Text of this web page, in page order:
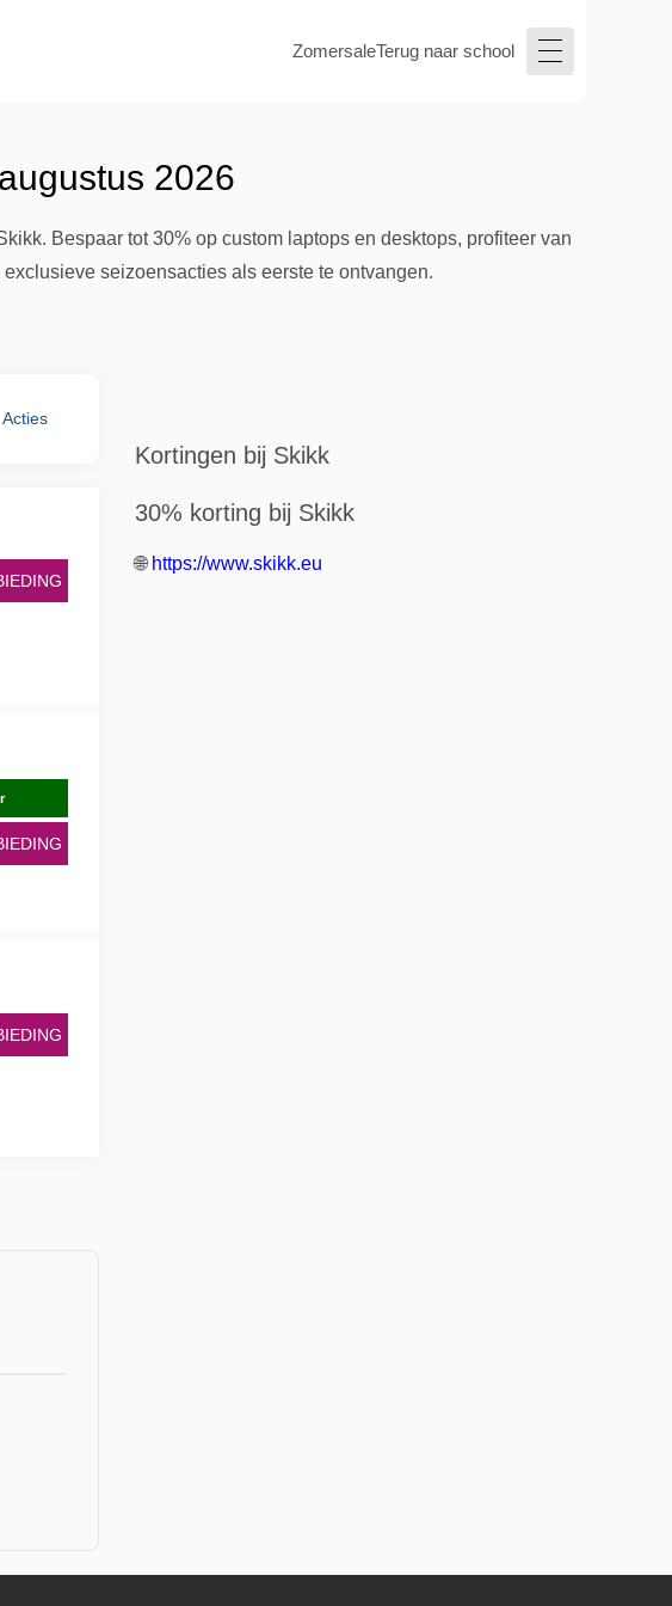
ZomersaleTerug naar school
2026
Bespaar tot 30% op custom laptops en desktops, profiteer van
seizoensacties als eerste te ontvangen.
Acties
Kortingen bij Skikk
30% korting bij Skikk
🌐 https://www.skikk.eu